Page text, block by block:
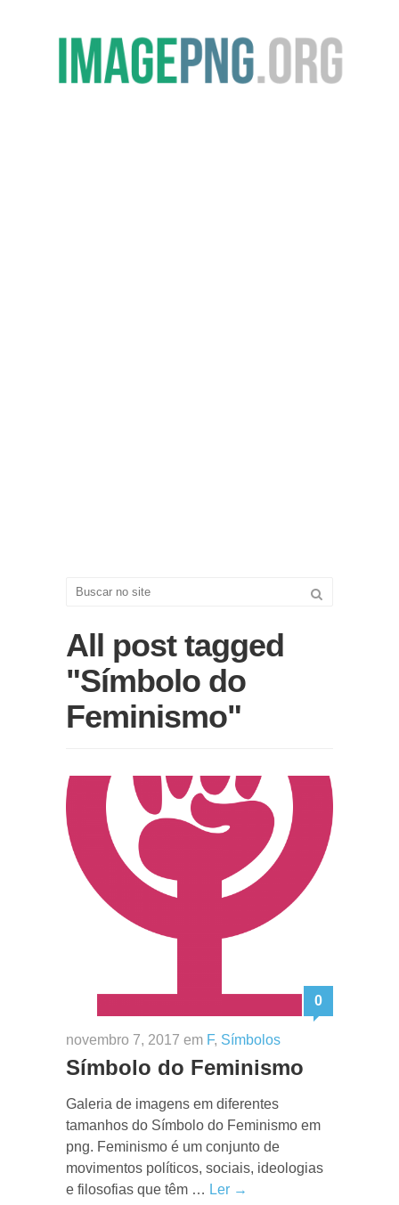
All post tagged
"Símbolo do
Feminismo"
0
novembro 7, 2017 em F, Símbolos
Símbolo do Feminismo
Galeria de imagens em diferentes
tamanhos do Símbolo do Feminismo em
png. Feminismo é um conjunto de
movimentos políticos, sociais, ideologias
e filosofias que têm … Ler →